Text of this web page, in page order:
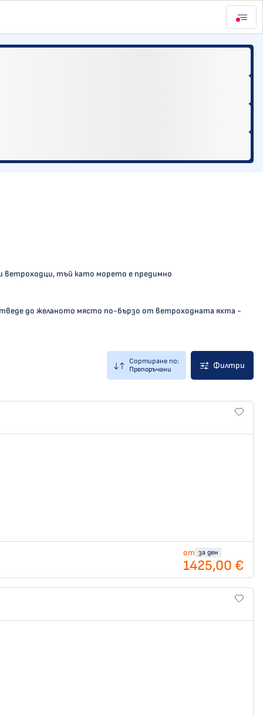
ветроходци, тъй като морето е предимно
до желаното място по-бързо от ветроходната яхта -
Сортиране по:
Препоръчани
Филтри
от за ден
1425,00 €